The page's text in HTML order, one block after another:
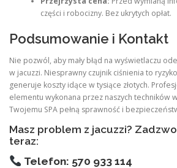
części i robocizny. Bez ukrytych opłat.
Podsumowanie i Kontakt
Nie pozwól, aby mały błąd na wyświetlaczu
w jacuzzi. Niesprawny czujnik ciśnienia to
generuje koszty idące w tysiące złotych.
elementu wykonana przez naszych techników
Twojemu SPA pełną sprawność i
Masz problem z jacuzzi?
teraz:
Telefon: 570 933 114